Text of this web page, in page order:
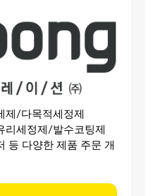
/다목적세정제
세정제/발수코팅제
등 다양한 제품 주문 개